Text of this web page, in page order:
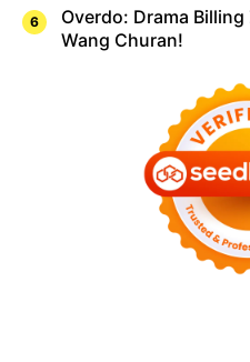
Overdo: Drama
Wang Churan!